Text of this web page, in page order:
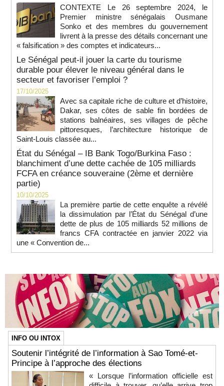
CONTEXTE Le 26 septembre 2024, le
Premier ministre sénégalais Ousmane
Sonko et des membres du gouvernement
livrent à la presse des détails concernant une
« falsification » des comptes et indicateurs...
Le Sénégal peut-il jouer la carte du tourisme
durable pour élever le niveau général dans le
secteur et favoriser l’emploi ?
17/10/2025
Avec sa capitale riche de culture et d’histoire,
Dakar, ses côtes de sable fin bordées de
stations balnéaires, ses villages de pêche
pittoresques, l’architecture historique de
Saint-Louis classée au...
État du Sénégal – IB Bank Togo/Burkina Faso :
blanchiment d’une dette cachée de 105 milliards
FCFA en créance souveraine (2ème et dernière
partie)
10/10/2025
La première partie de cette enquête a révélé
la dissimulation par l’État du Sénégal d’une
dette de plus de 105 milliards 52 millions de
francs CFA contractée en janvier 2022 via
une « Convention de...
INFO OU INTOX
Soutenir l’intégrité de l’information à Sao Tomé-et-
Principe à l’approche des élections
« Lorsque l’information officielle est